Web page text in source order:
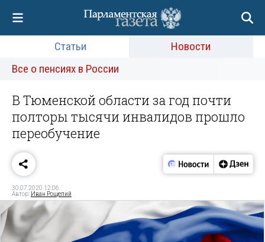
Статьи
Новости
Все о пенсиях в России
В Тюменской области за год почти
полторы тысячи инвалидов прошло
переобучение
30.07.2020 12:06
Автор: Иван Рощепий